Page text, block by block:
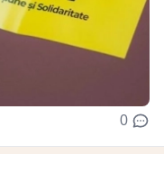
0